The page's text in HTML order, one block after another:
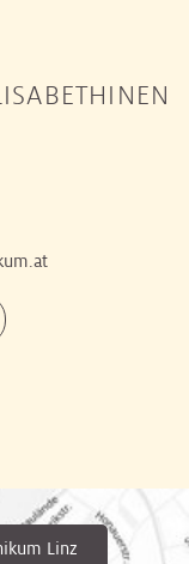
Linz